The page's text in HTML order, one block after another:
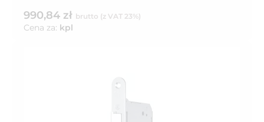
990,84 zł brutto (z VAT 23%)
Cena za: kpl